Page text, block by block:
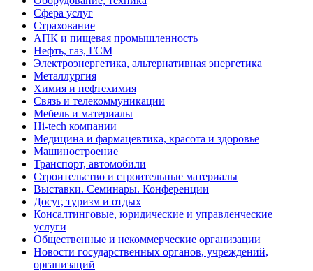
Сфера услуг
Страхование
АПК и пищевая промышленность
Нефть, газ, ГСМ
Электроэнергетика, альтернативная энергетика
Металлургия
Химия и нефтехимия
Связь и телекоммуникации
Мебель и материалы
Hi-tech компании
Медицина и фармацевтика, красота и здоровье
Машиностроение
Транспорт, автомобили
Строительство и строительные материалы
Выставки. Семинары. Конференции
Досуг, туризм и отдых
Консалтинговые, юридические и управленческие
услуги
Общественные и некоммерческие организации
Новости государственных органов, учреждений,
организаций